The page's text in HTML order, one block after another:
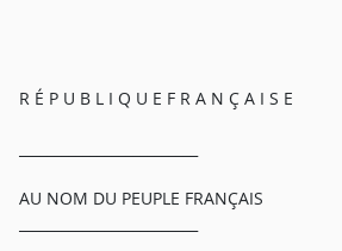
R É P U B L I Q U E F R A N Ç A I S E
AU NOM DU PEUPLE FRANÇAIS